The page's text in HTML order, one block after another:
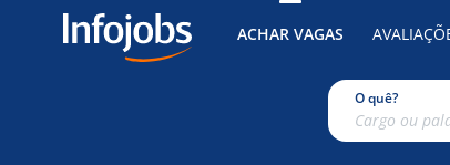
ACHAR VAGAS
O quê?